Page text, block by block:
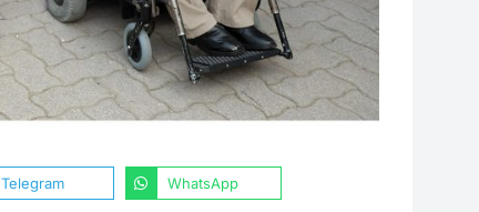
Telegram WhatsApp